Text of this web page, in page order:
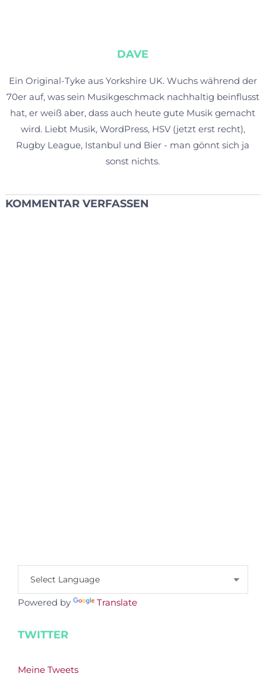
DAVE
Ein Original-Tyke aus Yorkshire UK. Wuchs während der
70er auf, was sein Musikgeschmack nachhaltig beinflusst
hat, er weiß aber, dass auch heute gute Musik gemacht
wird. Liebt Musik, WordPress, HSV (jetzt erst recht),
Rugby League, Istanbul und Bier - man gönnt sich ja
sonst nichts.
KOMMENTAR VERFASSEN
Powered by Translate
TWITTER
Meine Tweets